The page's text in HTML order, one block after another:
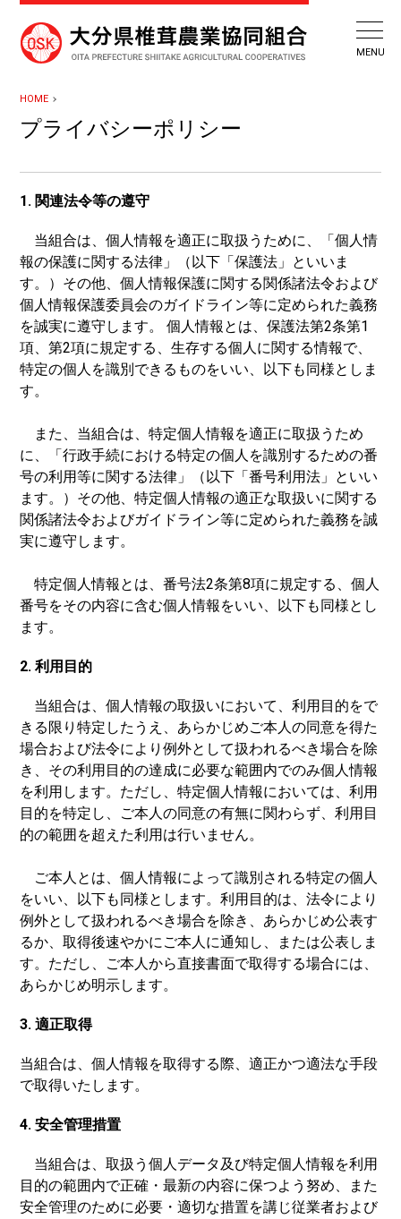
HOME
プライバシーポリシー
1. 関連法令等の遵守
当組合は、個人情報を適正に取扱うために、「個人情
報の保護に関する法律」（以下「保護法」といいま
す。）その他、個人情報保護に関する関係諸法令および
個人情報保護委員会のガイドライン等に定められた義務
を誠実に遵守します。 個人情報とは、保護法第2条第1
項、第2項に規定する、生存する個人に関する情報で、
特定の個人を識別できるものをいい、以下も同様としま
す。
また、当組合は、特定個人情報を適正に取扱うため
に、「行政手続における特定の個人を識別するための番
号の利用等に関する法律」（以下「番号利用法」といい
ます。）その他、特定個人情報の適正な取扱いに関する
関係諸法令およびガイドライン等に定められた義務を誠
実に遵守します。
特定個人情報とは、番号法2条第8項に規定する、個人
番号をその内容に含む個人情報をいい、以下も同様とし
ます。
2. 利用目的
当組合は、個人情報の取扱いにおいて、利用目的をで
きる限り特定したうえ、あらかじめご本人の同意を得た
場合および法令により例外として扱われるべき場合を除
き、その利用目的の達成に必要な範囲内でのみ個人情報
を利用します。ただし、特定個人情報においては、利用
目的を特定し、ご本人の同意の有無に関わらず、利用目
的の範囲を超えた利用は行いません。
ご本人とは、個人情報によって識別される特定の個人
をいい、以下も同様とします。利用目的は、法令により
例外として扱われるべき場合を除き、あらかじめ公表す
るか、取得後速やかにご本人に通知し、または公表しま
す。ただし、ご本人から直接書面で取得する場合には、
あらかじめ明示します。
3. 適正取得
当組合は、個人情報を取得する際、適正かつ適法な手段
で取得いたします。
4. 安全管理措置
当組合は、取扱う個人データ及び特定個人情報を利用
目的の範囲内で正確・最新の内容に保つよう努め、また
安全管理のために必要・適切な措置を講じ従業者および